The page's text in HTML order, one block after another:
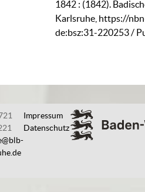
1842 : (1842).
Karlsruhe, https://
de:bsz:31-220253/
Impressum
Datenschutz